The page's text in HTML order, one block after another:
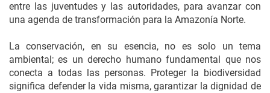
entre las juventudes y las autoridades, para avanzar con
una agenda de transformación para la Amazonía Norte.
La conservación, en su esencia, no es solo un tema
ambiental; es un derecho humano fundamental que nos
conecta a todas las personas. Proteger la biodiversidad
significa defender la vida misma, garantizar la dignidad de